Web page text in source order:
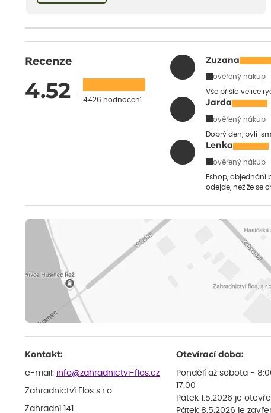
Recenze
4.52 4426 hodnocení
Zuzana
ověřený nákup
Vše přišlo velice
Jarda
ověřený nákup
Dobrý den, byli
Lenka
ověřený nákup
Eshop, objednání
odejde, než že se
Kontakt:
e-mail: info@zahradnictvi-flos.cz
Zahradnictví Flos s.r.o.
Zahradní 141
Otevírací doba:
Pondělí až sobota -
17:00
Pátek 1.5.2026 je
Pátek 8.5.2026 je